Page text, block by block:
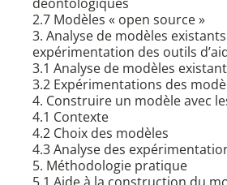
2.7 Modèles « open source »
3. Analyse de modèles
expérimentation des outils
3.1 Analyse de modèles
3.2 Expérimentations des
4. Construire un modèle avec
4.1 Contexte
4.2 Choix des modèles
4.3 Analyse des
5. Méthodologie pratique